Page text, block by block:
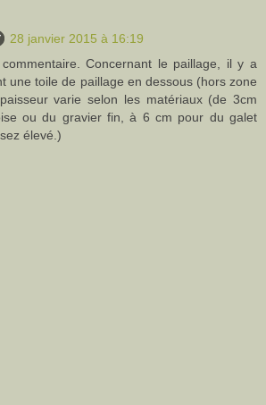
28 janvier 2015 à 16:19
Concernant le paillage, il y a
une toile de paillage en dessous (hors zone
varie selon les matériaux (de 3cm
ou du gravier fin, à 6 cm pour du galet
élevé.)